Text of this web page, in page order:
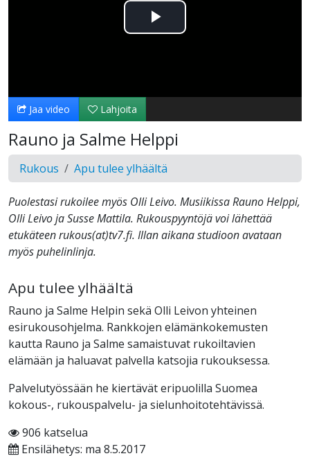
Toista
Jaa video Lahjoita
Rauno ja Salme Helppi
Rukous Apu tulee ylhäältä
Puolestasi rukoilee myös Olli Leivo. Musiikissa Rauno Helppi,
Olli Leivo ja Susse Mattila. Rukouspyyntöjä voi lähettää
etukäteen rukous(at)tv7.fi. Illan aikana studioon avataan
myös puhelinlinja.
Apu tulee ylhäältä
Rauno ja Salme Helpin sekä Olli Leivon yhteinen
esirukousohjelma. Rankkojen elämänkokemusten
kautta Rauno ja Salme samaistuvat rukoiltavien
elämään ja haluavat palvella katsojia rukouksessa.
Palvelutyössään he kiertävät eripuolilla Suomea
kokous-, rukouspalvelu- ja sielunhoitotehtävissä.
906 katselua
Ensilähetys: ma 8.5.2017